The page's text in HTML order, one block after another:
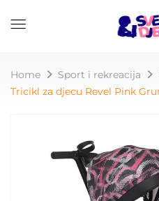
Home Sport i rekreacija
Tricikl za djecu Revel Pink